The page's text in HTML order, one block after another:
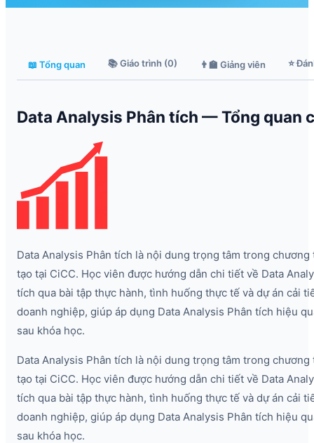
📖 Tổng quan 📚 Giáo trình (0) 👨‍🏫 Giảng viên ⭐
Data Analysis Phân tích — Tổng quan
Data Analysis Phân tích là nội dung trọng tâm trong chương
tạo tại CiCC. Học viên được hướng dẫn chi tiết về Data
tích qua bài tập thực hành, tình huống thực tế và dự án cải
doanh nghiệp, giúp áp dụng Data Analysis Phân tích hiệu
sau khóa học.
Data Analysis Phân tích là nội dung trọng tâm trong chương
tạo tại CiCC. Học viên được hướng dẫn chi tiết về Data
tích qua bài tập thực hành, tình huống thực tế và dự án cải
doanh nghiệp, giúp áp dụng Data Analysis Phân tích hiệu
sau khóa học.